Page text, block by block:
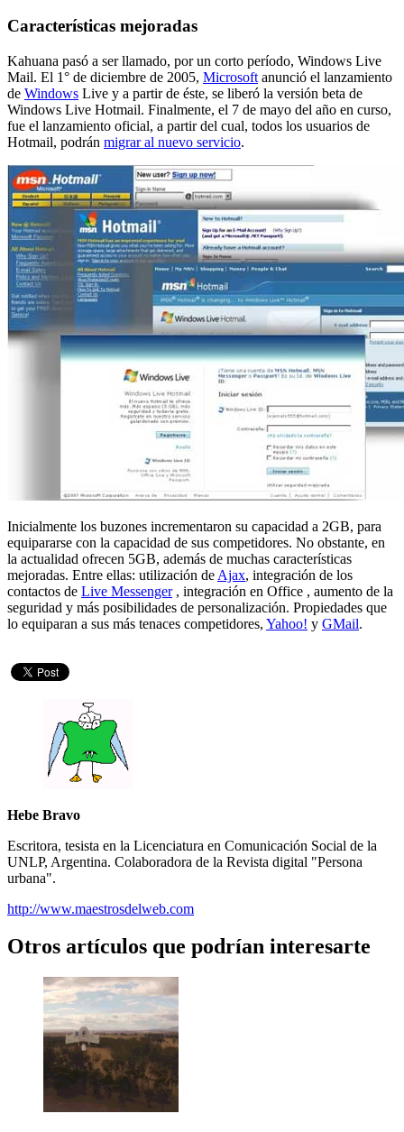
Características mejoradas
Kahuana pasó a ser llamado, por un corto período, Windows Live
Mail. El 1° de diciembre de 2005, Microsoft anunció el lanzamiento
de Windows Live y a partir de éste, se liberó la versión beta de
Windows Live Hotmail. Finalmente, el 7 de mayo del año en curso,
fue el lanzamiento oficial, a partir del cual, todos los usuarios de
Hotmail, podrán migrar al nuevo servicio.
Inicialmente los buzones incrementaron su capacidad a 2GB, para
equipararse con la capacidad de sus competidores. No obstante, en
la actualidad ofrecen 5GB, además de muchas características
mejoradas. Entre ellas: utilización de Ajax, integración de los
contactos de Live Messenger, integración en Office , aumento de la
seguridad y más posibilidades de personalización. Propiedades que
lo equiparan a sus más tenaces competidores, Yahoo! y GMail.
Hebe Bravo
Escritora, tesista en la Licenciatura en Comunicación Social de la
UNLP, Argentina. Colaboradora de la Revista digital "Persona
urbana".
http://www.maestrosdelweb.com
Otros artículos que podrían interesarte